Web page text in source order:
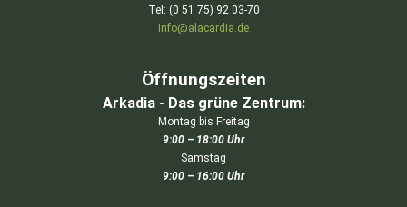
Tel: (0 51 75) 92 03-70
info@alacardia.de
Öffnungszeiten
Arkadia - Das grüne Zentrum:
Montag bis Freitag
9:00 – 18:00 Uhr
Samstag
9:00 – 16:00 Uhr